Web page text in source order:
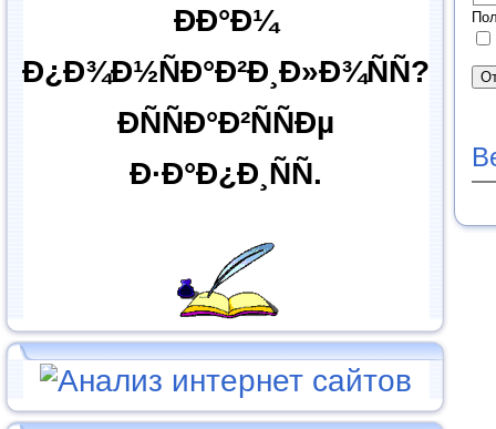
ÐÐ°Ð¼
Ð¿Ð¾Ð½ÑÐ°Ð²Ð¸Ð»Ð¾ÑÑ?
ÐÑÑÐ°Ð²ÑÑÐµ
Ð·Ð°Ð¿Ð¸ÑÑ.